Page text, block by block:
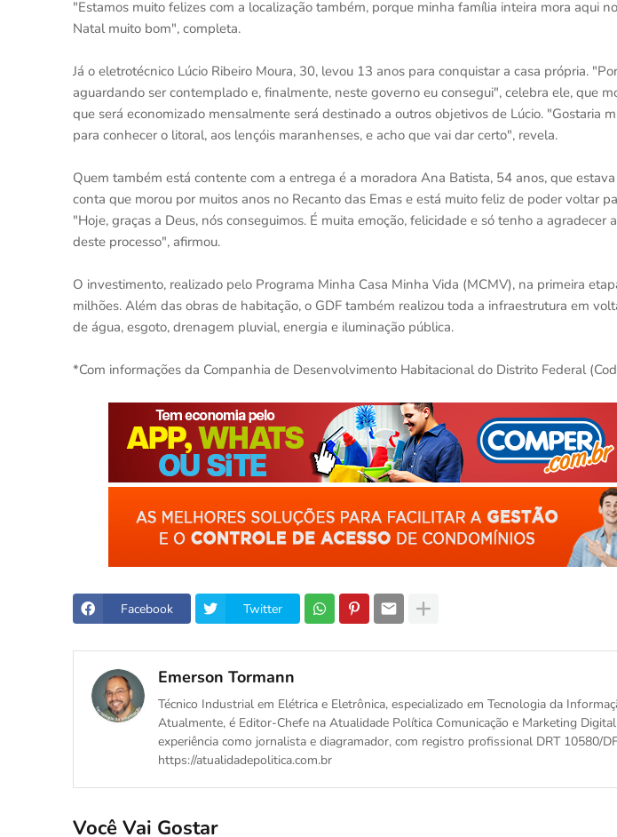
"Estamos muito felizes com a localização também, porque minha família inteira mora aqui
Natal muito bom", completa.
Já o eletrotécnico Lúcio Ribeiro Moura, 30, levou 13 anos para conquistar a casa própria.
aguardando ser contemplado e, finalmente, neste governo eu consegui", celebra ele, que
que será economizado mensalmente será destinado a outros objetivos de Lúcio. "Gostaria
para conhecer o litoral, aos lençóis maranhenses, e acho que vai dar certo", revela.
Quem também está contente com a entrega é a moradora Ana Batista, 54 anos, que
conta que morou por muitos anos no Recanto das Emas e está muito feliz de poder voltar
"Hoje, graças a Deus, nós conseguimos. É muita emoção, felicidade e só tenho a agradecer
deste processo", afirmou.
O investimento, realizado pelo Programa Minha Casa Minha Vida (MCMV), na primeira
milhões. Além das obras de habitação, o GDF também realizou toda a infraestrutura em
de água, esgoto, drenagem pluvial, energia e iluminação pública.
*Com informações da Companhia de Desenvolvimento Habitacional do Distrito Federal
Facebook Twitter
Emerson Tormann
Técnico Industrial em Elétrica e Eletrônica, especializado em Tecnologia da
Atualmente, é Editor-Chefe na Atualidade Política Comunicação e Marketing
experiência como jornalista e diagramador, com registro profissional DRT 10580/
https://atualidadepolitica.com.br
Você Vai Gostar